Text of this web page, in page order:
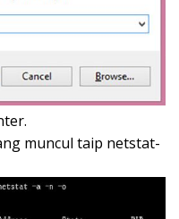
muncul taip netstat-